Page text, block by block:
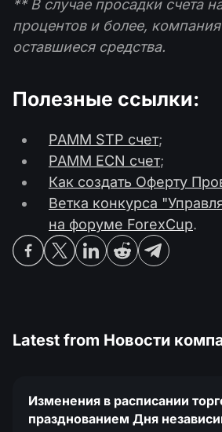
** В случае просадки счета
процентов и более, компания
оставшиеся средства.
Полезные ссылки:
PAMM STP счет;
PAMM ECN счет;
Как создать Оферту
Ветка конкурса
на форуме ForexCup.
Latest from Новости
Изменения в расписании
празднованием Дня